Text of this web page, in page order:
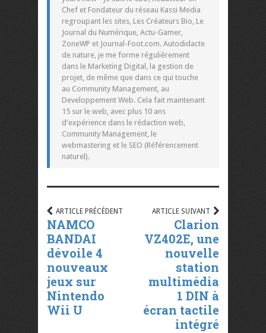
Chef et Fondateur du réseau Kassi Media
regroupant les sites, Les Créateurs Bio, Le
Journal du Numérique, Actu-Gamer,
ZoneWP et Journal-Foot.com. Autodidacte
de nature, je me forme régulièrement
dans le Marketing Digital, la gestion de
projet, de même que dans ce qui touche
au Community Management, au
Developpement Web. Cela fait maintenant
15 sur le web, avec plus 10 ans
d'expérience dans le rédaction web,
Community Management, le
webmastering et le SEO (Référencement
naturel).
ARTICLE PRÉCÉDENT
NAMCO
BANDAI
dévoile 4
nouveaux
jeux sur
Nintendo
Wii U
ARTICLE SUIVANT
Clarion
VZ402E, une
nouvelle
station
multimédia
1 DIN à
écran tactile
intégré